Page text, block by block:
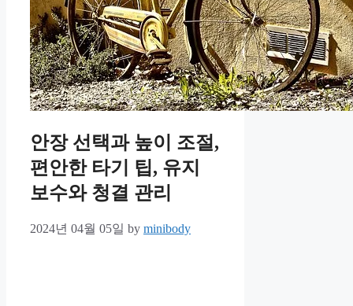
안장 선택과 높이 조절,
편안한 타기 팁, 유지
보수와 청결 관리
2024년 04월 05일 by minibody